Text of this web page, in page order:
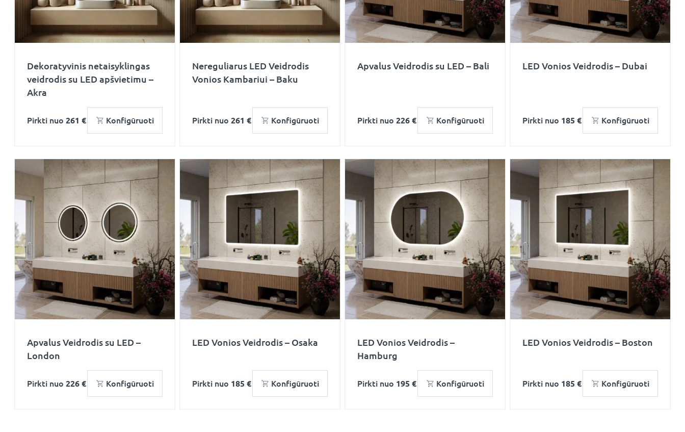
Dekoratyvinis netaisyklingas
veidrodis su LED apšvietimu –
Akra
Pirkti nuo 261 € Konfigūruoti
Nereguliarus LED Veidrodis
Vonios Kambariui – Baku
Pirkti nuo 261 € Konfigūruoti
Apvalus Veidrodis su LED – Bali
Pirkti nuo 226 € Konfigūruoti
LED Vonios Veidrodis – Dubai
Pirkti nuo 185 € Konfigūruoti
Apvalus Veidrodis su LED –
London
Pirkti nuo 226 € Konfigūruoti
LED Vonios Veidrodis – Osaka
Pirkti nuo 185 € Konfigūruoti
LED Vonios Veidrodis –
Hamburg
Pirkti nuo 195 € Konfigūruoti
LED Vonios Veidrodis – Boston
Pirkti nuo 185 € Konfigūruoti